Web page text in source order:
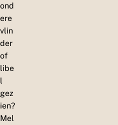
ond
ere
vlin
der
of
libe
l
gez
ien?
Mel